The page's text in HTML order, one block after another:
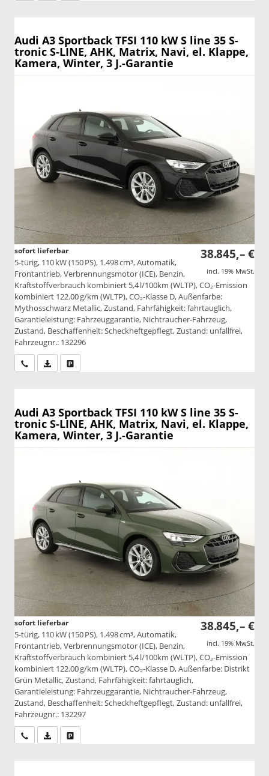
Audi A3 Sportback TFSI 110 kW S line 35 S-
tronic S-LINE, AHK, Matrix, Navi, el. Klappe,
Kamera, Winter, 3 J.-Garantie
38.845,– €
incl. 19% MwSt.
sofort lieferbar
5-türig, 110 kW (150 PS), 1.498 cm³, Automatik,
Frontantrieb, Verbrennungsmotor (ICE), Benzin,
Kraftstoffverbrauch kombiniert 5,4 l/100km (WLTP), CO₂-Emission
kombiniert 122.00 g/km (WLTP), CO₂-Klasse D, Außenfarbe:
Mythosschwarz Metallic, Zustand, Fahrfähigkeit: fahrtauglich,
Garantieleistung: Fahrzeuggarantie, Nichtraucher-Fahrzeug,
Zustand, Beschaffenheit: Scheckheftgepflegt, Zustand: unfallfrei,
Fahrzeugnr.: 132296
Wir rufen Sie anPDF-Datei, Fahrzeugexposé drucken
Audi A3 Sportback TFSI 110 kW S line 35 S-
tronic S-LINE, AHK, Matrix, Navi, el. Klappe,
Kamera, Winter, 3 J.-Garantie
38.845,– €
incl. 19% MwSt.
sofort lieferbar
5-türig, 110 kW (150 PS), 1.498 cm³, Automatik,
Frontantrieb, Verbrennungsmotor (ICE), Benzin,
Kraftstoffverbrauch kombiniert 5,4 l/100km (WLTP), CO₂-Emission
kombiniert 122.00 g/km (WLTP), CO₂-Klasse D, Außenfarbe: Distrikt
Grün Metallic, Zustand, Fahrfähigkeit: fahrtauglich,
Garantieleistung: Fahrzeuggarantie, Nichtraucher-Fahrzeug,
Zustand, Beschaffenheit: Scheckheftgepflegt, Zustand: unfallfrei,
Fahrzeugnr.: 132297
Wir rufen Sie anPDF-Datei, Fahrzeugexposé drucken